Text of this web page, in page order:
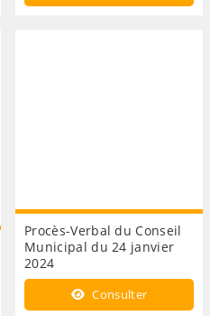
Procès-Verbal du Conseil
Municipal du 24 janvier
2024
Consulter